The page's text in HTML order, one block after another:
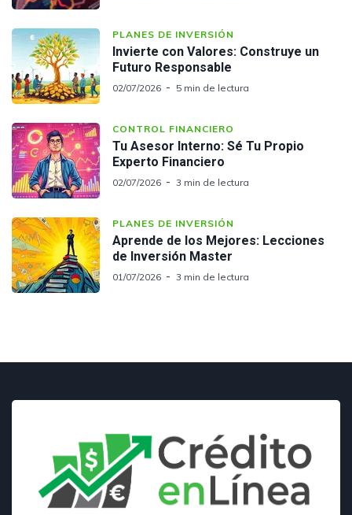
PLANES DE INVERSIÓN
Invierte con Valores: Construye un
Futuro Responsable
02/07/2026 5 min de lectura
CONTROL FINANCIERO
Tu Asesor Interno: Sé Tu Propio
Experto Financiero
02/07/2026 3 min de lectura
PLANES DE INVERSIÓN
Aprende de los Mejores: Lecciones
de Inversión Master
01/07/2026 3 min de lectura